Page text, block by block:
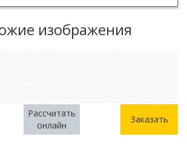
изображения
Рассчитать
онлайн
Заказать